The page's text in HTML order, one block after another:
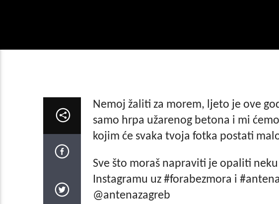
Nemoj žaliti za morem, ljeto je ove
samo hrpa užarenog betona i mi
kojim će svaka tvoja fotka postati
Sve što moraš napraviti je opaliti
Instagramu uz #forabezmora i
@antenazagreb